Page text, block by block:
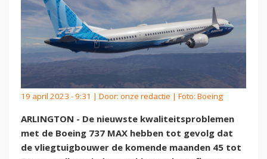
19 april 2023 - 9:31 | Door: onze redactie | Foto: Boeing
ARLINGTON - De nieuwste kwaliteitsproblemen
met de Boeing 737 MAX hebben tot gevolg dat
de vliegtuigbouwer de komende maanden 45 tot